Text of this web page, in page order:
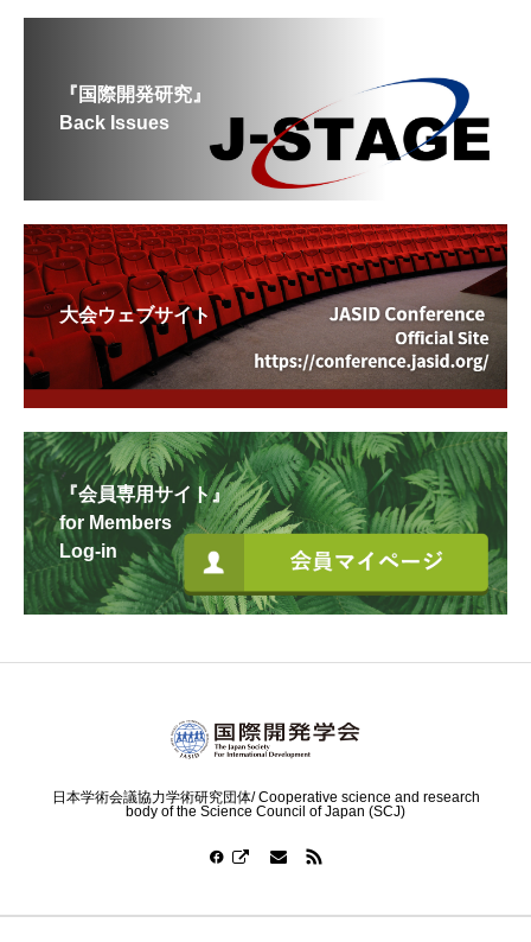
『国際開発研究』
Back Issues
大会ウェブサイト
『会員専用サイト』
for Members
Log-in
日本学術会議協力学術研究団体/ Cooperative science and research
body of the Science Council of Japan (SCJ)